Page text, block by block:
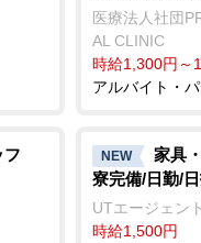
医療法人社団
AL CLINIC
時給1,300円～
アルバイト・
フ NEW
家具
寮完備/日勤/
UTエージェン
時給1,500円